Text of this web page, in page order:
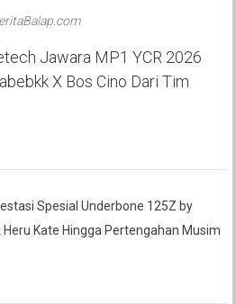
Jawara MP1 YCR 2026
X Bos Cino Dari Tim
Spesial Underbone 125Z by
Heru Kate Hingga Pertengahan Musim